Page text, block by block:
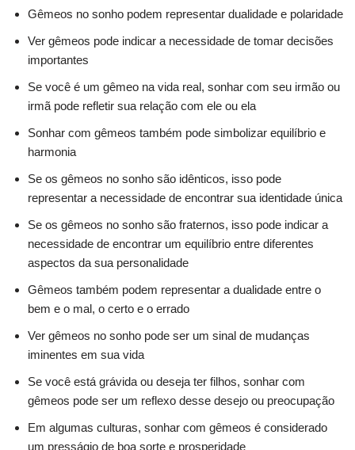
Gêmeos no sonho podem representar dualidade e polaridade
Ver gêmeos pode indicar a necessidade de tomar decisões
importantes
Se você é um gêmeo na vida real, sonhar com seu irmão ou
irmã pode refletir sua relação com ele ou ela
Sonhar com gêmeos também pode simbolizar equilíbrio e
harmonia
Se os gêmeos no sonho são idênticos, isso pode
representar a necessidade de encontrar sua identidade única
Se os gêmeos no sonho são fraternos, isso pode indicar a
necessidade de encontrar um equilíbrio entre diferentes
aspectos da sua personalidade
Gêmeos também podem representar a dualidade entre o
bem e o mal, o certo e o errado
Ver gêmeos no sonho pode ser um sinal de mudanças
iminentes em sua vida
Se você está grávida ou deseja ter filhos, sonhar com
gêmeos pode ser um reflexo desse desejo ou preocupação
Em algumas culturas, sonhar com gêmeos é considerado
um presságio de boa sorte e prosperidade